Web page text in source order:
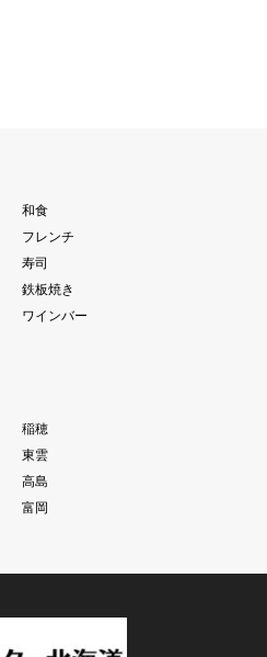
和食
フレンチ
寿司
鉄板焼き
ワインバー
稲穂
東雲
高島
富岡